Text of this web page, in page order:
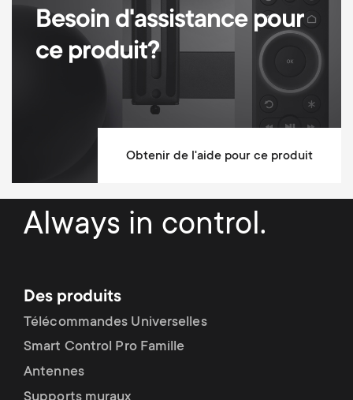
Réglable en hauteur
Dimensions (LxWxH / cm) 64x28x77
Matériaux de montage inclus
Besoin d'assistance pour
ce produit?
Obtenir de l'aide pour ce produit
Always in control.
Des produits
Télécommandes Universelles
Smart Control Pro Famille
Antennes